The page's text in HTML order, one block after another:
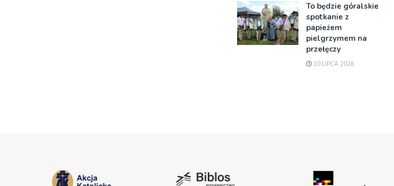
To będzie góralskie
spotkanie z
papieżem
pielgrzymem na
przełęczy
10 LIPCA 2026